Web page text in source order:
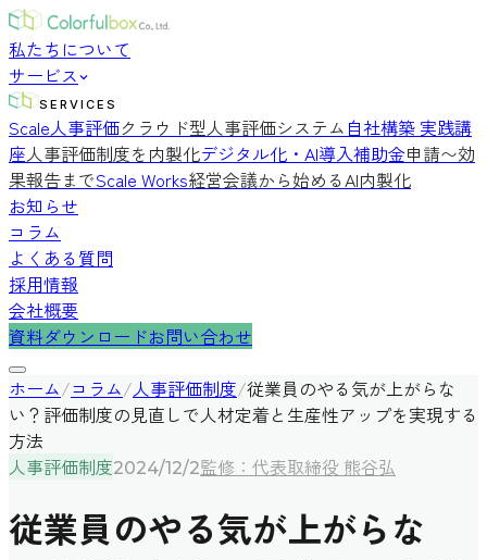
私たちについて
サービス
SERVICES
Scale人事評価クラウド型人事評価システム 自社構築 実践講
座人事評価制度を内製化デジタル化・AI導入補助金申請〜効
果報告までScale Works経営会議から始めるAI内製化
お知らせ
コラム
よくある質問
採用情報
会社概要
資料ダウンロードお問い合わせ
ホーム/コラム/人事評価制度/従業員のやる気が上がらな
い？評価制度の見直しで人材定着と生産性アップを実現する
方法
人事評価制度2024/12/2監修：代表取締役 熊谷弘
従業員のやる気が上がらな